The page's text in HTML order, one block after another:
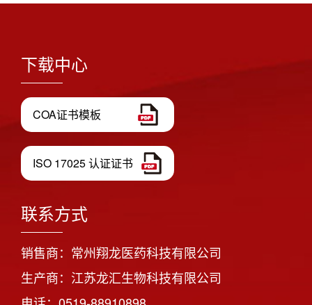
下载中心
COA证书模板
ISO 17025 认证证书
联系方式
销售商：常州翔龙医药科技有限公司
生产商：江苏龙汇生物科技有限公司